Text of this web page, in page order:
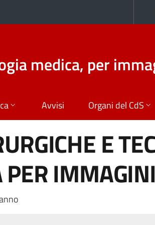
medica, per
Avvisi Organi del CdS
E
PER